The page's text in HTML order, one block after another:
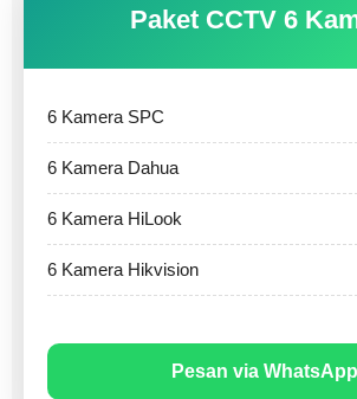
Paket CCTV 6
6 Kamera SPC
6 Kamera Dahua
6 Kamera HiLook
6 Kamera Hikvision
Pesan via WhatsApp